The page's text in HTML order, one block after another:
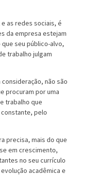
as redes sociais, é
da empresa estejam
seu público-alvo,
trabalho julgam
não são
procuram por uma
trabalho que
pelo
precisa, mais do que
em crescimento,
no seu currículo
acadêmica e